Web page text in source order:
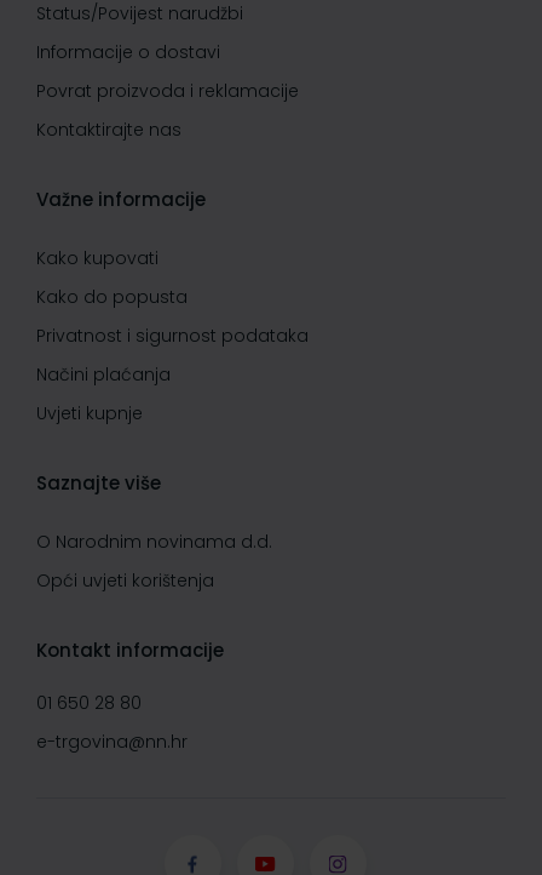
Status/Povijest narudžbi
Informacije o dostavi
Povrat proizvoda i reklamacije
Kontaktirajte nas
Važne informacije
Kako kupovati
Kako do popusta
Privatnost i sigurnost podataka
Načini plaćanja
Uvjeti kupnje
Saznajte više
O Narodnim novinama d.d.
Opći uvjeti korištenja
Kontakt informacije
01 650 28 80
e-trgovina@nn.hr